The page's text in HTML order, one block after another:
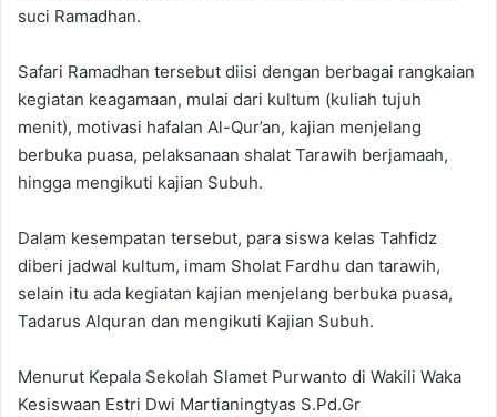
suci Ramadhan.
Safari Ramadhan tersebut diisi dengan berbagai rangkaian
kegiatan keagamaan, mulai dari kultum (kuliah tujuh
menit), motivasi hafalan Al-Qur’an, kajian menjelang
berbuka puasa, pelaksanaan shalat Tarawih berjamaah,
hingga mengikuti kajian Subuh.
Dalam kesempatan tersebut, para siswa kelas Tahfidz
diberi jadwal kultum, imam Sholat Fardhu dan tarawih,
selain itu ada kegiatan kajian menjelang berbuka puasa,
Tadarus Alquran dan mengikuti Kajian Subuh.
Menurut Kepala Sekolah Slamet Purwanto di Wakili Waka
Kesiswaan Estri Dwi Martianingtyas S.Pd.Gr